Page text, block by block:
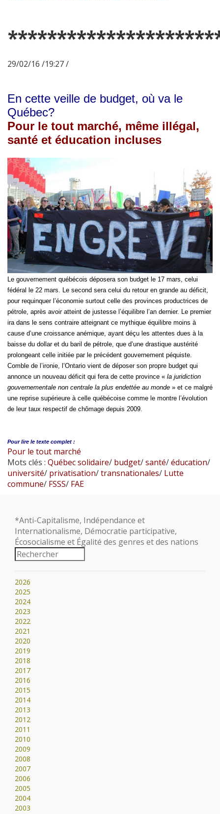
29/02/16 /19:27 /
En cette veille de budget, où va le
Québec?
Pour le tout marché, même illégal,
santé et éducation incluses
Le gouvernement québécois déposera son budget le 17 mars, celui
fédéral le 22 mars. Le second sera celui du retour en grande au déficit,
pour requinquer l’économie surtout celle des provinces productrices de
pétrole, après avoir atteint de justesse l’équilibre l’an dernier. Le premier
ira dans le sens contraire atteignant ce mythique équilibre moins à
cause d’une croissance anémique, ayant déçu les attentes dues à la
baisse du dollar et du baril de pétrole, que d’une drastique austérité
prolongeant celle initiée par le précédent gouvernement péquiste.
Comble de l’ironie, l’Ontario vient de déposer son propre budget qui
annonce un nouveau déficit qui fera de cette province « la juridiction
gouvernementale non centrale la plus endettée au monde » et ce malgré
une reprise supérieure à celle québécoise comme le montre l’évolution
de leur taux respectif de chômage depuis 2009.
Pour lire le texte complet :
Pour le tout marché
Mots clés : Québec solidaire/ budget/santé/éducation/
université/ privatisation/transnationales/ Lutte
commune/ FSSS/ FAE
*Anti-Capitalisme, Indépendance et
Internationalisme, Démocratie participative,
Écosocialisme et Égalité des genres et des nations
2026
2025
2024
2023
2022
2021
2020
2019
2018
2017
2016
2015
2014
2013
2012
2011
2010
2009
2008
2007
2006
2005
2004
2003